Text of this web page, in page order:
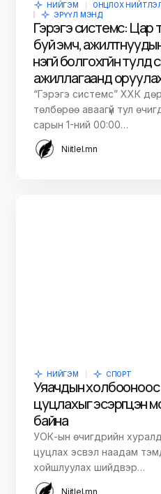
НИЙГЭМ ОНЦЛОХ НИЙТЛЭЛ
ЭРҮҮЛ МЭНД
Гэрэгэ системс: Цар
буй эмч,
үнэгүй болгохгүйн
ажиллагаанд
“Гэрэгэ системс” ХХК
төлбөрөө аваагүй тул
сарын 1-ний 00:00…
Niitlel.mn
НИЙГЭМ СПОРТ
Уяачдын
цуцлахыг
байна
УОК-ын өчигдрийн
цуцлах эсвэл наадам
хойшлуулах шийдвэр…
Niitlel.mn